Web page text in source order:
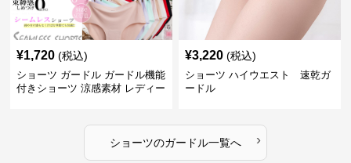
¥1,720 (税込)
ショーツ ガードル ガードル機能
付きショーツ 涼感素材 レディー
¥3,220 (税込)
ショーツ ハイウエスト 速乾ガ
ードル
ショーツのガードル一覧へ ›